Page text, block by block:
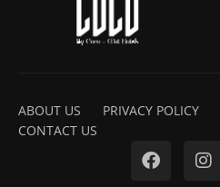
ABOUT US PRIVACY POLICY
CONTACT US